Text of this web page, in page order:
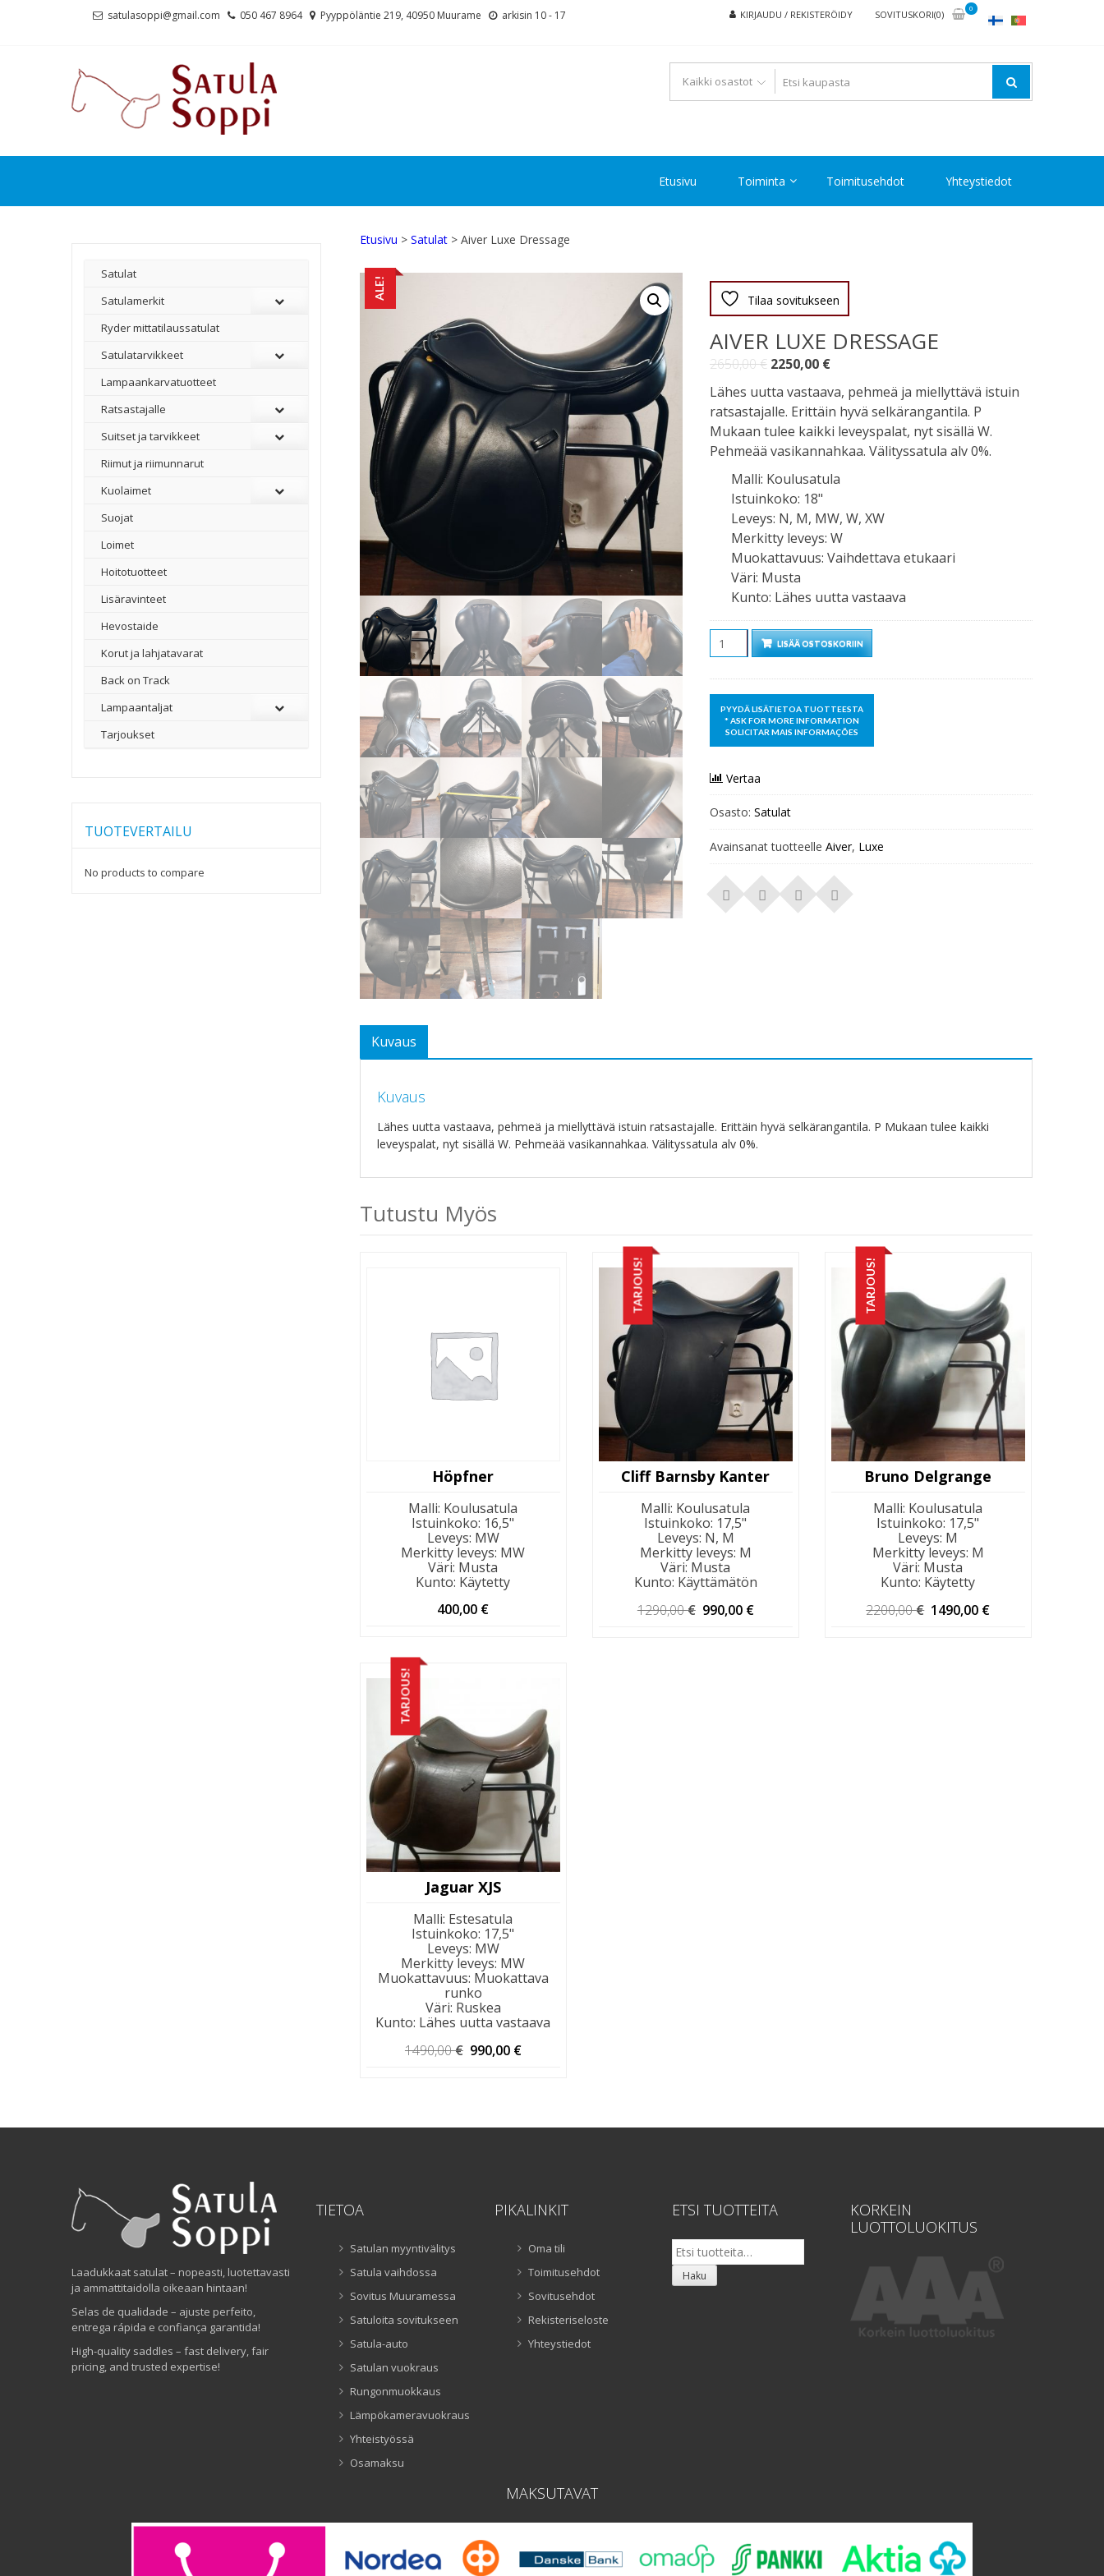
satulasoppi@gmail.com 050 467 8964 Pyyppöläntie 219, 40950 Muurame arkisin 10 - 17 KIRJAUDU / REKISTERÖIDY SOVITUSKORI(0)
0
Etusivu Toiminta Toimitusehdot Yhteystiedot
Etusivu > Satulat > Aiver Luxe Dressage
ALE! Tilaa sovitukseen
AIVER LUXE DRESSAGE
2650,00€ Alkuperäinen
oli:
2650,00 €.
2250,00 €Nykyinen
on:
2250,00 €.
Lähes uutta vastaava, pehmeä ja miellyttävä istuin
ratsastajalle. Erittäin hyvä selkärangantila. P
Mukaan tulee kaikki leveyspalat, nyt sisällä W.
Pehmeää vasikannahkaa. Välityssatula alv 0%.
Malli: Koulusatula
Istuinkoko: 18"
Leveys: N, M, MW, W, XW
Merkitty leveys: W
Muokattavuus: Vaihdettava etukaari
Väri: Musta
Kunto: Lähes uutta vastaava
Määrä LISÄÄ OSTOSKORIIN
Vertaa
Osasto: Satulat
Avainsanat tuotteelle Aiver, Luxe
Kuvaus
Kuvaus
Lähes uutta vastaava, pehmeä ja miellyttävä istuin ratsastajalle. Erittäin hyvä selkärangantila. P Mukaan tulee kaikki
leveyspalat, nyt sisällä W. Pehmeää vasikannahkaa. Välityssatula alv 0%.
Tutustu Myös
Höpfner
Malli: Koulusatula
Istuinkoko: 16,5"
Leveys: MW
Merkitty leveys: MW
Väri: Musta
Kunto: Käytetty
400,00 €
TARJOUS!
Cliff Barnsby Kanter
Malli: Koulusatula
Istuinkoko: 17,5"
Leveys: N, M
Merkitty leveys: M
Väri: Musta
Kunto: Käyttämätön
1290,00€ Alkuperäinen
990,00 €
TARJOUS!
Bruno Delgrange
Malli: Koulusatula
Istuinkoko: 17,5"
Leveys: M
Merkitty leveys: M
Väri: Musta
Kunto: Käytetty
2200,00€ Alkuperäinen
1490,00 €
TARJOUS!
Jaguar XJS
Malli: Estesatula
Istuinkoko: 17,5"
Leveys: MW
Merkitty leveys: MW
Muokattavuus: Muokattava
runko
Väri: Ruskea
Kunto: Lähes uutta vastaava
1490,00€ Alkuperäinen
990,00 €
Satulat
Satulamerkit
Ryder mittatilaussatulat
Satulatarvikkeet
–
Lampaankarvatuotteet
Ratsastajalle
Suitset ja tarvikkeet
Riimut ja riimunnarut
Kuolaimet
Suojat
Loimet
Hoitotuotteet
Lisäravinteet
Hevostaide
Korut ja lahjatavarat
Back on Track
Lampaantaljat
Tarjoukset
TUOTEVERTAILU
No products to compare
Laadukkaat satulat – nopeasti, luotettavasti
ja ammattitaidolla oikeaan hintaan!
Selas de qualidade – ajuste perfeito,
entrega rápida e confiança garantida!
High-quality saddles – fast delivery, fair
pricing, and trusted expertise!
TIETOA
Satulan myyntivälitys
Satula vaihdossa
Sovitus Muuramessa
Satuloita sovitukseen
Satula-auto
Satulan vuokraus
Rungonmuokkaus
Lämpökameravuokraus
Yhteistyössä
Osamaksu
PIKALINKIT
Oma tili
Toimitusehdot
Sovitusehdot
Rekisteriseloste
Yhteystiedot
ETSI TUOTTEITA
Etsi:
Haku
KORKEIN
LUOTTOLUOKITUS
MAKSUTAVAT